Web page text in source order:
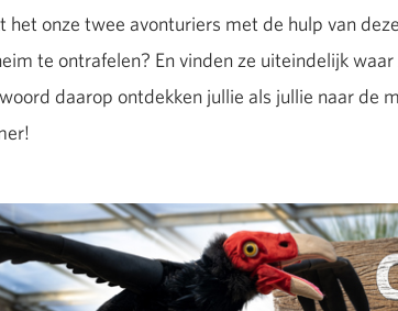
het onze twee avonturiers met de hulp van
te ontrafelen? En vinden ze uiteindelijk
daarop ontdekken jullie als jullie naar de